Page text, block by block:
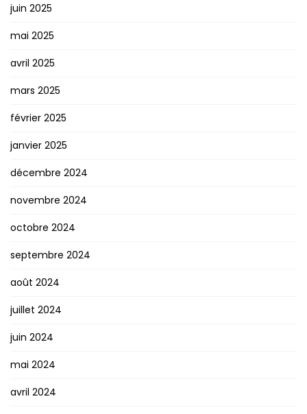
juin 2025
mai 2025
avril 2025
mars 2025
février 2025
janvier 2025
décembre 2024
novembre 2024
octobre 2024
septembre 2024
août 2024
juillet 2024
juin 2024
mai 2024
avril 2024